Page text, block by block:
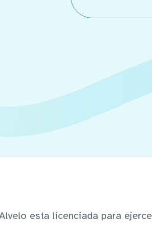
esta licenciada para